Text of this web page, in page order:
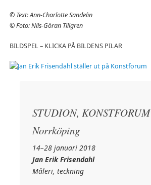
© Text: Ann-Charlotte Sandelin
© Foto: Nils-Göran Tillgren
BILDSPEL – KLICKA PÅ BILDENS PILAR
STUDION, KONSTFORUM
Norrköping
14–28 januari 2018
Jan Erik Frisendahl
Måleri, teckning